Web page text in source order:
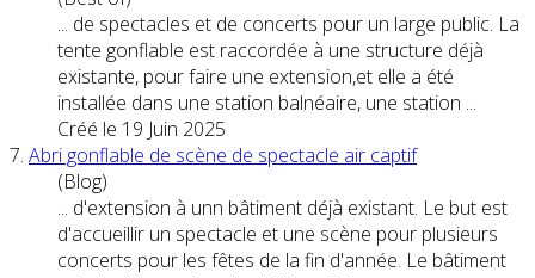
... de spectacles et de concerts pour un large public. La
tente gonflable est raccordée à une structure déjà
existante, pour faire une extension,et elle a été
installée dans une station balnéaire, une station ...
Créé le 19 Juin 2025
7. Abri gonflable de scène de spectacle air captif
(Blog)
... d'extension à unn bâtiment déjà existant. Le but est
d'accueillir un spectacle et une scène pour plusieurs
concerts pour les fêtes de la fin d'année. Le bâtiment